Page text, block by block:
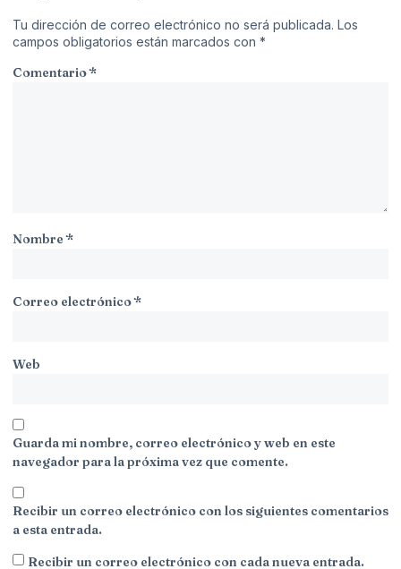
Tu dirección de correo electrónico no será publicada. Los
campos obligatorios están marcados con *
Comentario*
Nombre*
Correo electrónico*
Web
Guarda mi nombre, correo electrónico y web en este
navegador para la próxima vez que comente.
Recibir un correo electrónico con los siguientes comentarios
a esta entrada.
Recibir un correo electrónico con cada nueva entrada.